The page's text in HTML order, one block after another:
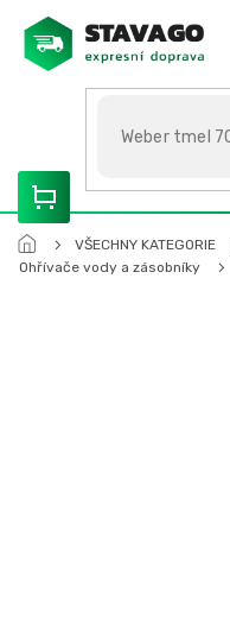
obsah
ROZVÁŽÍME
VŠECHNY KATEGORIE
Ohřívače vody a zásobníky
Stavago